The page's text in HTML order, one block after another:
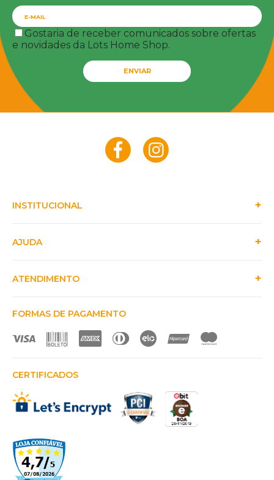
Gostaria de receber comunicados sobre ofertas
e novidades da Lots Home Shop.
ENVIAR
INSTITUCIONAL
AJUDA
ATENDIMENTO
FORMAS DE PAGAMENTO
CERTIFICADOS